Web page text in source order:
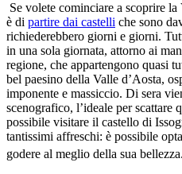
Se volete cominciare a scoprire
è di partire dai castelli che sono
richiederebbero giorni e giorni.
in una sola giornata, attorno ai
regione, che appartengono quasi
bel paesino della Valle d’Aosta,
imponente e massiccio. Di sera
scenografico, l’ideale per scattare
possibile visitare il castello di
tantissimi affreschi: è possibile
godere al meglio della sua bellezza.